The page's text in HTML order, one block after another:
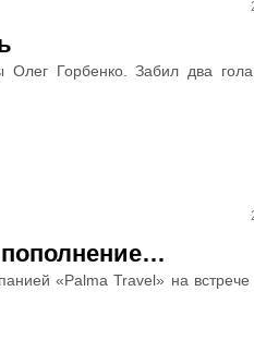
Олег Горбенко. Забил два
«Palma Travel» на